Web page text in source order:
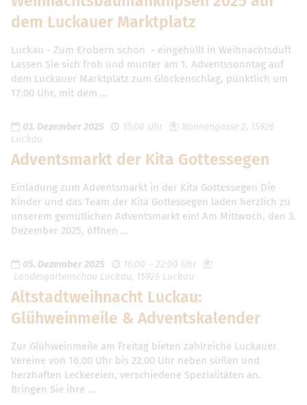
dem Luckauer Marktplatz
Luckau - Zum Erobern schön - eingehüllt in Weihnachtsduft
Lassen Sie sich froh und munter am 1. Adventssonntag auf
dem Luckauer Marktplatz zum Glockenschlag, pünktlich um
17:00 Uhr, mit dem …
03. Dezember 2025 15:00 Uhr
Nonnengasse 2, 15926
Luckau
Adventsmarkt der Kita Gottessegen
Einladung zum Adventsmarkt in der Kita Gottessegen Die
Kinder und das Team der Kita Gottessegen laden herzlich zu
unserem gemütlichen Adventsmarkt ein! Am Mittwoch, den 3.
Dezember 2025, öffnen …
05. Dezember 2025
16:00 – 22:00 Uhr
Landesgartenschau Luckau, 15926 Luckau
Altstadtweihnacht Luckau:
Glühweinmeile & Adventskalender
Zur Glühweinmeile am Freitag bieten zahlreiche Luckauer
Vereine von 16.00 Uhr bis 22.00 Uhr neben süßen und
herzhaften Leckereien, verschiedene Spezialitäten an.
Bringen Sie ihre …